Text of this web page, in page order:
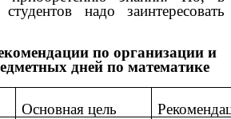
надо заинтересовать
по организации и
дней по математике
Основная цель